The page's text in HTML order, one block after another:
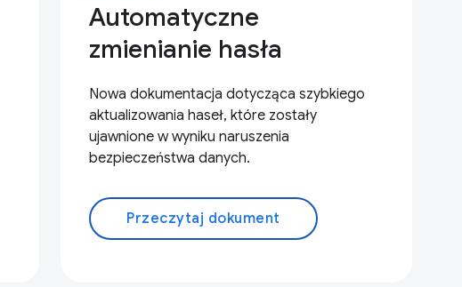
Automatyczne
zmienianie hasła
Nowa dokumentacja dotycząca szybkiego
aktualizowania haseł, które zostały
ujawnione w wyniku naruszenia
bezpieczeństwa danych.
Przeczytaj dokument